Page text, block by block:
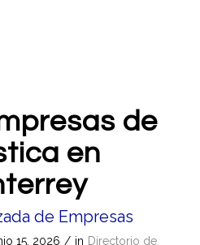
de
en
de Empresas
15, 2026 / in Directorio de